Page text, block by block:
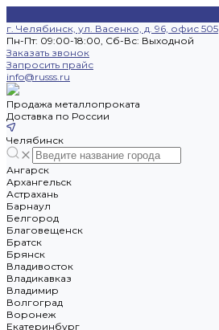
г. Челябинск, ул. Васенко, д. 96, офис 505
Пн-Пт: 09:00-18:00, Cб-Вс: Выходной
Заказать звонок
Запросить прайс
info@russs.ru
Продажа металлопроката
Доставка по России
Челябинск
Ангарск
Архангельск
Астрахань
Барнаул
Белгород
Благовещенск
Братск
Брянск
Владивосток
Владикавказ
Владимир
Волгоград
Воронеж
Екатеринбург